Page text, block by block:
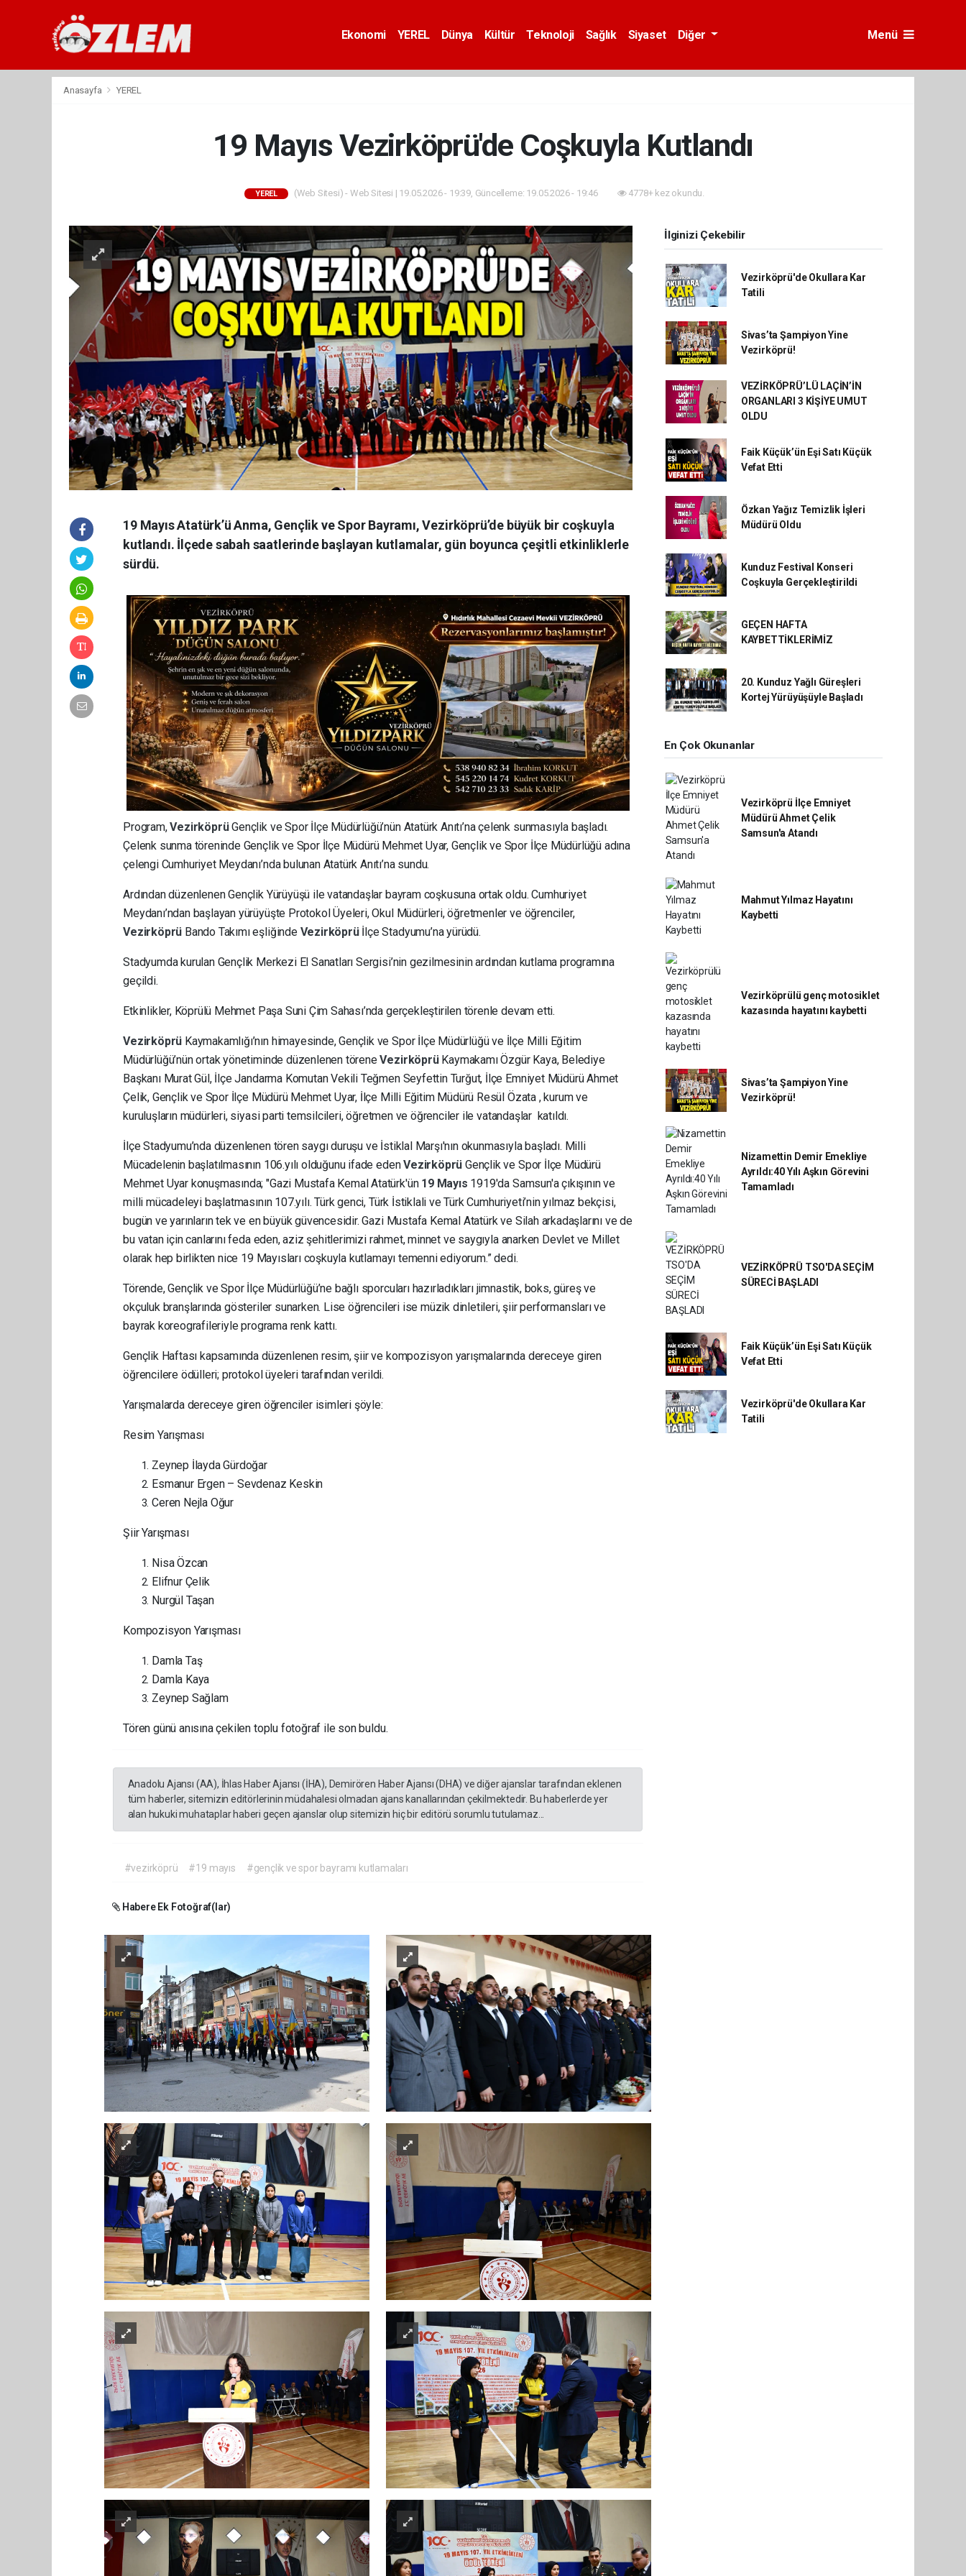
Ekonomi YEREL Dünya Kültür Teknoloji Sağlık Siyaset Diğer Menü
Anasayfa YEREL
19 Mayıs Vezirköprü'de Coşkuyla Kutlandı
YEREL (Web Sitesi) - Web Sitesi | 19.05.2026 - 19:39, Güncelleme: 19.05.2026 - 19:46 4778+ kez okundu.
19 Mayıs Atatürk’ü Anma, Gençlik ve Spor Bayramı, Vezirköprü’de büyük bir coşkuyla
kutlandı. İlçede sabah saatlerinde başlayan kutlamalar, gün boyunca çeşitli etkinliklerle
sürdü.
Program,VezirköprüGençlik ve Spor İlçe Müdürlüğü’nün Atatürk Anıtı’na çelenk sunmasıyla başladı.
Çelenk sunma töreninde Gençlik ve Spor İlçe Müdürü Mehmet Uyar, Gençlik ve Spor İlçe Müdürlüğü adına
çelengi Cumhuriyet Meydanı’nda bulunan Atatürk Anıtı’na sundu.
Ardından düzenlenen Gençlik Yürüyüşü ile vatandaşlar bayram coşkusuna ortak oldu. Cumhuriyet
Meydanı’ndan başlayan yürüyüşte Protokol Üyeleri, Okul Müdürleri, öğretmenler ve öğrenciler,
Vezirköprü Bando Takımı eşliğinde Vezirköprü İlçe Stadyumu’na yürüdü.
Stadyumda kurulan Gençlik Merkezi El Sanatları Sergisi’nin gezilmesinin ardından kutlama programına
geçildi.
Etkinlikler, Köprülü Mehmet Paşa Suni Çim Sahası’nda gerçekleştirilen törenle devam etti.
Vezirköprü Kaymakamlığı’nın himayesinde, Gençlik ve Spor İlçe Müdürlüğü ve İlçe Milli Eğitim
Müdürlüğü’nün ortak yönetiminde düzenlenen töreneVezirköprü Kaymakamı Özgür Kaya, Belediye
Başkanı Murat Gül, İlçe Jandarma Komutan Vekili Teğmen Seyfettin Turğut, İlçe Emniyet Müdürü Ahmet
Çelik, Gençlik ve Spor İlçe Müdürü Mehmet Uyar, İlçe Milli Eğitim Müdürü Resül Özata , kurum ve
kuruluşların müdürleri, siyasi parti temsilcileri, öğretmen ve öğrenciler ile vatandaşlar katıldı.
İlçe Stadyumu’nda düzenlenen tören saygı duruşu ve İstiklal Marşı'nın okunmasıyla başladı. Milli
Mücadelenin başlatılmasının 106.yılı olduğunu ifade edenVezirköprüGençlik ve Spor İlçe Müdürü
Mehmet Uyar konuşmasında; "Gazi Mustafa Kemal Atatürk'ün 19 Mayıs 1919'da Samsun'a çıkışının ve
milli mücadeleyi başlatmasının 107.yılı. Türk genci, Türk İstiklali ve Türk Cumhuriyeti’nin yılmaz bekçisi,
bugün ve yarınların tek ve en büyük güvencesidir. Gazi Mustafa Kemal Atatürk ve Silah arkadaşlarını ve de
bu vatan için canlarını feda eden, aziz şehitlerimizi rahmet, minnet ve saygıyla anarken Devlet ve Millet
olarak hep birlikten nice 19 Mayısları coşkuyla kutlamayı temenni ediyorum.” dedi.
Törende, Gençlik ve Spor İlçe Müdürlüğü’ne bağlı sporcuları hazırladıkları jimnastik, boks, güreş ve
okçuluk branşlarında gösteriler sunarken. Lise öğrencileri ise müzik dinletileri, şiir performansları ve
bayrak koreografileriyle programa renk kattı.
Gençlik Haftası kapsamında düzenlenen resim, şiir ve kompozisyon yarışmalarında dereceye giren
öğrencilere ödülleri; protokol üyeleri tarafından verildi.
Yarışmalarda dereceye giren öğrenciler isimleri şöyle:
Resim Yarışması
Zeynep İlayda Gürdoğar
Esmanur Ergen – Sevdenaz Keskin
Ceren Nejla Oğur
Şiir Yarışması
Nisa Özcan
Elifnur Çelik
Nurgül Taşan
Kompozisyon Yarışması
Damla Taş
Damla Kaya
Zeynep Sağlam
Tören günü anısına çekilen toplu fotoğraf ile son buldu.
Anadolu Ajansı (AA), İhlas Haber Ajansı (İHA), Demirören Haber Ajansı (DHA) ve diğer ajanslar tarafından eklenen
tüm haberler, sitemizin editörlerinin müdahalesi olmadan ajans kanallarından çekilmektedir. Bu haberlerde yer
alan hukuki muhataplar haberi geçen ajanslar olup sitemizin hiç bir editörü sorumlu tutulamaz...
#vezirköprü #19 mayıs #gençlik ve spor bayramı kutlamaları
Habere Ek Fotoğraf(lar)
İlginizi Çekebilir
Vezirköprü'de Okullara Kar
Tatili
Sivas’ta Şampiyon Yine
Vezirköprü!
VEZİRKÖPRÜ’LÜ LAÇİN’İN
ORGANLARI 3 KİŞİYE UMUT
OLDU
Faik Küçük’ün Eşi Satı Küçük
Vefat Etti
Özkan Yağız Temizlik İşleri
Müdürü Oldu
Kunduz Festival Konseri
Coşkuyla Gerçekleştirildi
GEÇEN HAFTA
KAYBETTİKLERİMİZ
20. Kunduz Yağlı Güreşleri
Kortej Yürüyüşüyle Başladı
En Çok Okunanlar
Vezirköprü İlçe Emniyet
Müdürü Ahmet Çelik
Samsun'a Atandı
Mahmut Yılmaz Hayatını
Kaybetti
Vezirköprülü genç motosiklet
kazasında hayatını kaybetti
Sivas’ta Şampiyon Yine
Vezirköprü!
Nizamettin Demir Emekliye
Ayrıldı:40 Yılı Aşkın Görevini
Tamamladı
VEZİRKÖPRÜ TSO'DA SEÇİM
SÜRECİ BAŞLADI
Faik Küçük’ün Eşi Satı Küçük
Vefat Etti
Vezirköprü'de Okullara Kar
Tatili